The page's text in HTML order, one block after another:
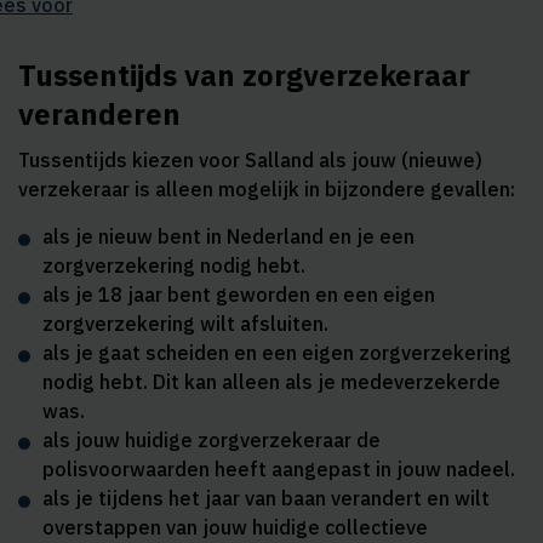
voor
Tussentijds van zorgverzekeraar
veranderen
Tussentijds kiezen voor Salland als jouw (nieuwe)
verzekeraar is alleen mogelijk in bijzondere gevallen:
als je nieuw bent in Nederland en je een
zorgverzekering nodig hebt.
als je 18 jaar bent geworden en een eigen
zorgverzekering wilt afsluiten.
als je gaat scheiden en een eigen zorgverzekering
nodig hebt. Dit kan alleen als je medeverzekerde
was.
als jouw huidige zorgverzekeraar de
polisvoorwaarden heeft aangepast in jouw nadeel.
als je tijdens het jaar van baan verandert en wilt
overstappen van jouw huidige collectieve